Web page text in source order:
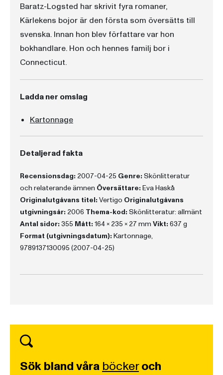
Baratz-Logsted har skrivit fyra romaner,
Kärlekens bojor är den första som översätts till
svenska. Innan hon blev författare var hon
bokhandlare. Hon och hennes familj bor i
Connecticut.
Ladda ner omslag
Kartonnage
Detaljerad fakta
Recensionsdag: 2007-04-25 Genre: Skönlitteratur
och relaterande ämnen Översättare: Eva Haskå
Originalutgåvans titel: Vertigo Originalutgåvans
utgivningsår: 2006 Thema-kod: Skönlitteratur: allmänt
Antal sidor: 355 Mått: 164 x 235 x 27 mm Vikt: 637 g
Format (utgivningsdatum): Kartonnage,
9789137130095 (2007-04-25)
Sök bland våra böckeroch